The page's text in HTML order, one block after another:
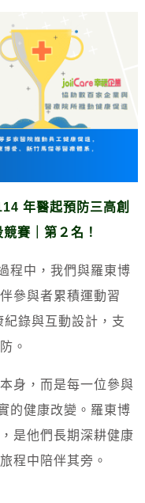
年醫起預防三高創
賽｜第２名！
中，我們與羅東博
參與者累積運動習
錄與互動設計，支
。
身，而是每一位參與
的健康改變。羅東博
是他們長期深耕健康
程中陪伴其旁。